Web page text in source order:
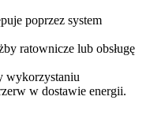
poprzez system
ratownicze lub obsługę
wykorzystaniu
w dostawie energii.